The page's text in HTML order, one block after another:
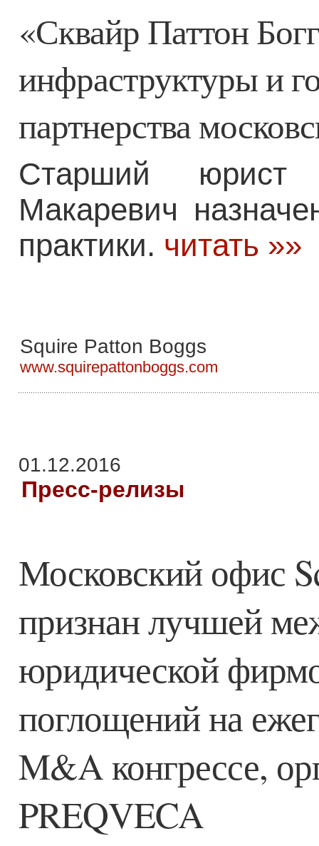
«Сквайр Паттон
инфраструктуры и
партнерства
Старший юрист
Макаревич
практики. читать »»
Squire Patton Boggs
www.squirepattonboggs.com
01.12.2016
Пресс-релизы
Московский офис
признан лучшей
юридической
поглощений на
M&A конгрессе,
PREQVECA